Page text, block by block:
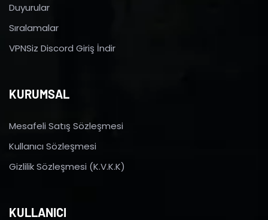
Duyurular
Sıralamalar
VPNSiz Discord Giriş İndir
KURUMSAL
Mesafeli Satış Sözleşmesi
Kullanıcı Sözleşmesi
Gizlilik Sözleşmesi (K.V.K.K)
KULLANICI